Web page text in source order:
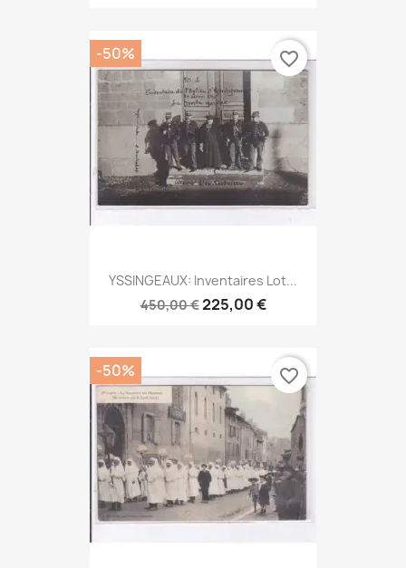
YSSINGEAUX: Inventaires Lot...
450,00 €225,00 €
-50% favorite_border
-50% favorite_border